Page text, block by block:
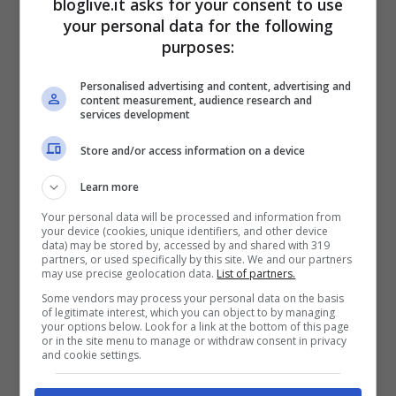
chi è un grande appassionato di C’é Posta
di scoprire cosa ci sia di mezzo e perché
mai siano volate parole tanto pesanti!
Ad ogni modo, nella puntata di domani non
ci saranno solo storie interessanti da
raccontare, ma anche diversi super ospiti
da ritrovare. La prima puntata per esempio
ospiterà Ricky Martin
bloglive.it asks for your consent to use
your personal data for the following
purposes:
Personalised advertising and content, advertising and
content measurement, audience research and
services development
Store and/or access information on a device
Learn more
Your personal data will be processed and information from
your device (cookies, unique identifiers, and other device
data) may be stored by, accessed by and shared with 319
partners, or used specifically by this site. We and our partners
may use precise geolocation data. List of partners.
Some vendors may process your personal data on the basis
of legitimate interest, which you can object to by managing
your options below. Look for a link at the bottom of this page
or in the site menu to manage or withdraw consent in privacy
and cookie settings.